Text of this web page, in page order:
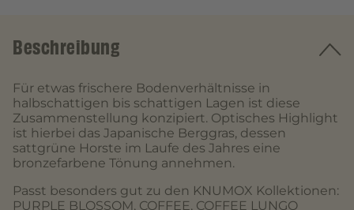
Beschreibung
Für etwas frischere Bodenverhältnisse in
halbschattigen bis schattigen Lagen ist diese
Zusammenstellung konzipiert. Optisches Highlight
ist hierbei das Japanische Berggras, dessen
sattgrüne Horste im Laufe des Jahres eine
bronzefarbene Tönung annehmen.
Passt besonders gut zu den KNUMOX Kollektionen:
PURPLE BLOSSOM, COFFEE, COFFEE LUNGO